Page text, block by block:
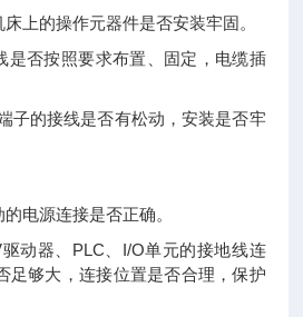
的操作元器件是否安装牢固。
否按照要求布置、固定，电缆插
的接线是否有松动，安装是否牢
源连接是否正确。
器、PLC、I/O单元的接地线连
足够大，连接位置是否合理，保护